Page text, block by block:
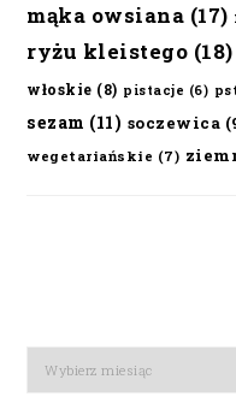
mąka owsiana (17)
ryżu kleistego (18)
włoskie (8) pistacje (6)
sezam (11) soczewica
wegetariańskie (7)
Archiwa